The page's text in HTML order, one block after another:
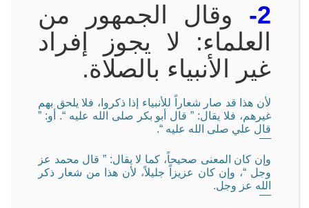
2-
وقال الجمهور من
العلماء: لا يجوز إفراد
غير الأنبياء بالصلاة.
لأن هذا قد صار شعاراً للأنبياء إذا ذكروا، فلا يلحق بهم
غيرهم، فلا يقال: ” قال أبو بكر صلى الله عليه “. أو: ”
قال علي صلى الله عليه “.
وإن كان المعنى صحيحاً، كما لا يقال: ” قال محمد عز
وجل “، وإن كان عزيزاً جليلاً، لأن هذا من شعار ذكر
الله عز وجل.